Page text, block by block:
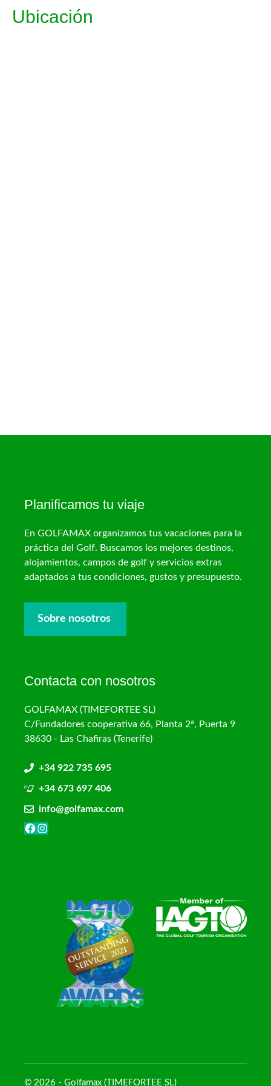
Ubicación
Planificamos tu viaje
En GOLFAMAX organizamos tus vacaciones para la
práctica del Golf. Buscamos los mejores destinos,
alojamientos, campos de golf y servicios extras
adaptados a tus condiciones, gustos y presupuesto.
Sobre nosotros
Contacta con nosotros
GOLFAMAX (TIMEFORTEE SL)
C/Fundadores cooperativa 66, Planta 2ª, Puerta 9
38630 - Las Chafiras (Tenerife)
+34 922 735 695
+34 673 697 406
info@golfamax.com
Facebook
Instagram
© 2026 - Golfamax (TIMEFORTEE SL)